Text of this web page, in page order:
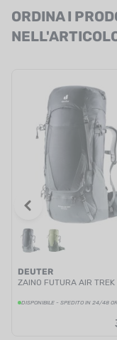
ORDINA I
DEUTER
ZAINO FUTURA AIR
DISPONIBILE - SPEDITO IN 24/48